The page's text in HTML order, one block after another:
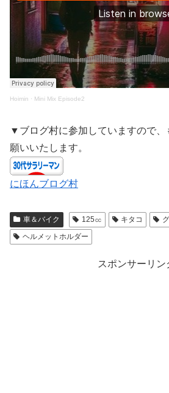
Hoimin · Mini Mix Episode2
▼ブログ村に参加していますので、
願いいたします。
にほんブログ村
車＆バイク 125㏄ キタコ
ヘルメットホルダー
スポンサーリン